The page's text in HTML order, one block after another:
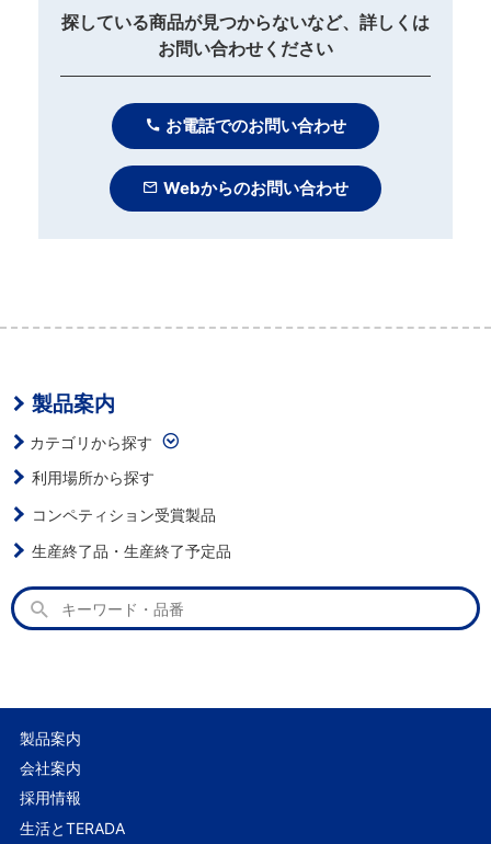
探している商品が見つからないなど、詳しくは
お問い合わせください
お電話でのお問い合わせ
Webからのお問い合わせ
製品案内
カテゴリから探す
利用場所から探す
コンペティション受賞製品
生産終了品・生産終了予定品
製品案内
会社案内
採用情報
生活とTERADA